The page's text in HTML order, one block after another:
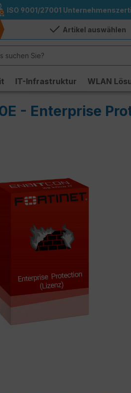
ISO 9001/27001
Artikel auswählen
IT-Infrastruktur WLAN
- Enterprise